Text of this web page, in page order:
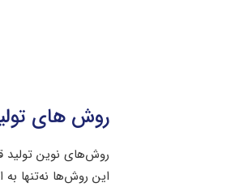
روش های
روش‌های نوین تولید
این روش‌ها نه‌تنها به